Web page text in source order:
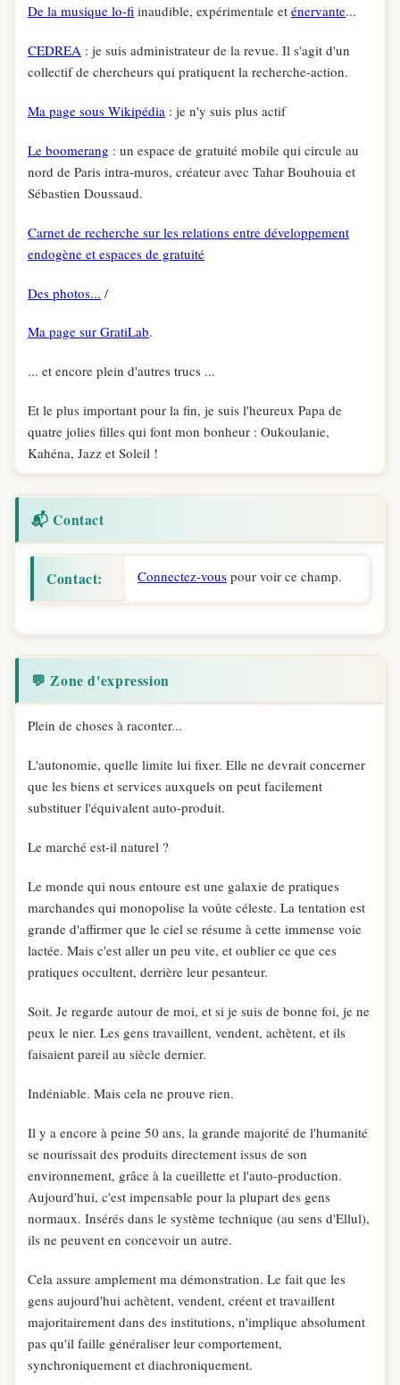
De la musique lo-fi inaudible, expérimentale eténervante...
CEDREA : je suis administrateur de la revue. Il s'agit d'un
collectif de chercheurs qui pratiquent la recherche-action.
Ma page sous Wikipédia : je n'y suis plus actif
Le boomerang : un espace de gratuité mobile qui circule au
nord de Paris intra-muros, créateur avec Tahar Bouhouia et
Sébastien Doussaud.
Carnet de recherche sur les relations entre développement
endogène et espaces de gratuité
Des photos... /
Ma page sur GratiLab.
... et encore plein d'autres trucs ...
Et le plus important pour la fin, je suis l'heureux Papa de
quatre jolies filles qui font mon bonheur : Oukoulanie,
Kahéna, Jazz et Soleil !
📬 Contact
Contact: Connectez-vous pour voir ce champ.
💬 Zone d'expression
Plein de choses à raconter...
L'autonomie, quelle limite lui fixer. Elle ne devrait concerner
que les biens et services auxquels on peut facilement
substituer l'équivalent auto-produit.
Le marché est-il naturel ?
Le monde qui nous entoure est une galaxie de pratiques
marchandes qui monopolise la voûte céleste. La tentation est
grande d'affirmer que le ciel se résume à cette immense voie
lactée. Mais c'est aller un peu vite, et oublier ce que ces
pratiques occultent, derrière leur pesanteur.
Soit. Je regarde autour de moi, et si je suis de bonne foi, je ne
peux le nier. Les gens travaillent, vendent, achètent, et ils
faisaient pareil au siècle dernier.
Indéniable. Mais cela ne prouve rien.
Il y a encore à peine 50 ans, la grande majorité de l'humanité
se nourissait des produits directement issus de son
environnement, grâce à la cueillette et l'auto-production.
Aujourd'hui, c'est impensable pour la plupart des gens
normaux. Insérés dans le système technique (au sens d'Ellul),
ils ne peuvent en concevoir un autre.
Cela assure amplement ma démonstration. Le fait que les
gens aujourd'hui achètent, vendent, créent et travaillent
majoritairement dans des institutions, n'implique absolument
pas qu'il faille généraliser leur comportement,
synchroniquement et diachroniquement.